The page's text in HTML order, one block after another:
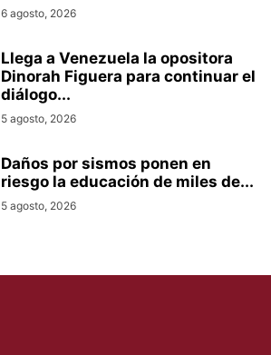
6 agosto, 2026
Llega a Venezuela la opositora
Dinorah Figuera para continuar el
diálogo...
5 agosto, 2026
Daños por sismos ponen en
riesgo la educación de miles de...
5 agosto, 2026